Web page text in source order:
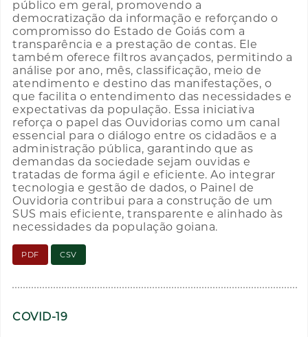
público em geral, promovendo a
democratização da informação e reforçando o
compromisso do Estado de Goiás com a
transparência e a prestação de contas. Ele
também oferece filtros avançados, permitindo a
análise por ano, mês, classificação, meio de
atendimento e destino das manifestações, o
que facilita o entendimento das necessidades e
expectativas da população. Essa iniciativa
reforça o papel das Ouvidorias como um canal
essencial para o diálogo entre os cidadãos e a
administração pública, garantindo que as
demandas da sociedade sejam ouvidas e
tratadas de forma ágil e eficiente. Ao integrar
tecnologia e gestão de dados, o Painel de
Ouvidoria contribui para a construção de um
SUS mais eficiente, transparente e alinhado às
necessidades da população goiana.
PDF CSV
COVID-19